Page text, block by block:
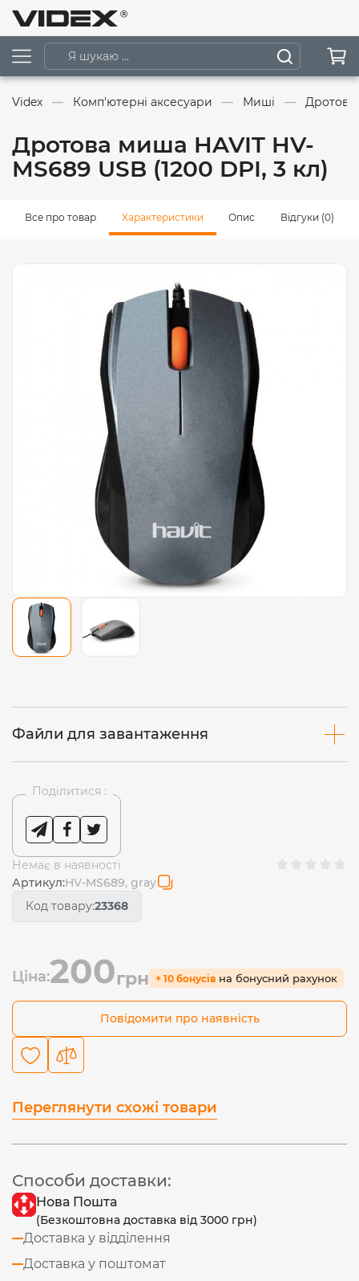
Videx Комп'ютерні аксесуари Миші Дротові
Дротова миша HAVIT HV-
MS689 USB (1200 DPI, 3 кл)
Все про товар Характеристики Опис Відгуки (0)
Файли для завантаження
Поділитися :
Немає в наявності
Артикул:HV-MS689, gray
Код товару:23368
Ціна:200грн + 10 бонусів на бонусний рахунок
Повідомити про наявність
Переглянути схожі товари
Способи доставки:
Нова Пошта
(Безкоштовна доставка від 3000 грн)
Доставка у відділення
Доставка у поштомат